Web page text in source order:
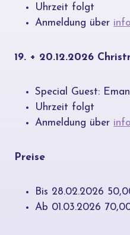
Uhrzeit folgt
Anmeldung über
19. + 20.12.2026
Special Guest:
Uhrzeit folgt
Anmeldung über
Preise
Bis 28.02.2026
Ab 01.03.2026